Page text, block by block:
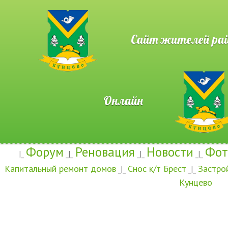
Сайт жителей
Онлайн
|_ Форум _|_ Реновация _|_ Новости _|_
Капитальный ремонт домов _|_ Снос к/т Брест _|_
Кунцево